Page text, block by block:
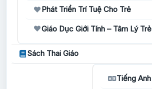
Phát Triển Trí Tuệ Cho Trẻ
Giáo Dục Giới Tính – Tâm Lý Trẻ
Sách Thai Giáo
Tiếng Anh